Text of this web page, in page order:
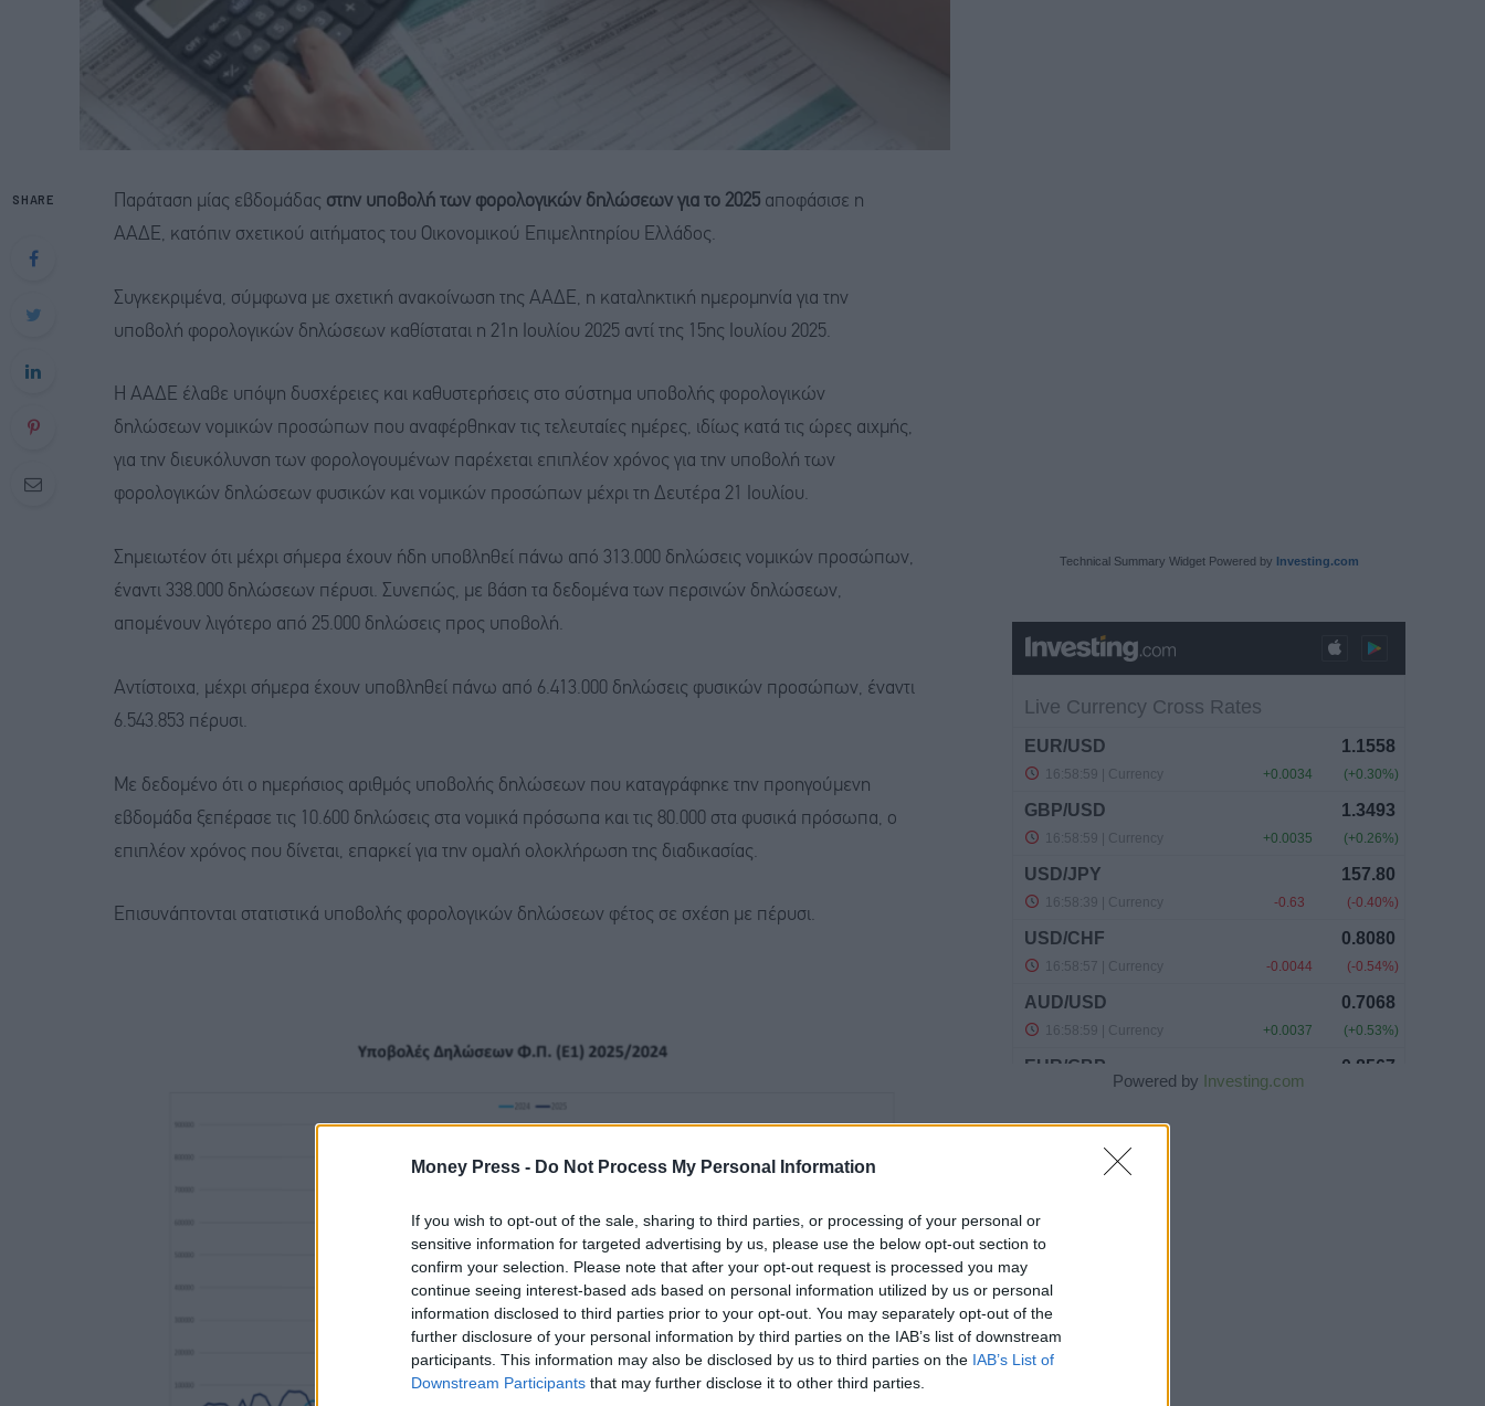
Money Press - Do Not Process My Personal Information
If you wish to opt-out of the sale, sharing to third parties, or processing of your personal or
sensitive information for targeted advertising by us, please use the below opt-out section to
confirm your selection. Please note that after your opt-out request is processed you may
continue seeing interest-based ads based on personal information utilized by us or personal
information disclosed to third parties prior to your opt-out. You may separately opt-out of the
further disclosure of your personal information by third parties on the IAB’s list of downstream
participants. This information may also be disclosed by us to third parties on the IAB’s List of
Downstream Participants that may further disclose it to other third parties.
SHARE Παράταση μίας εβδομάδας στην υποβολή των φορολογικών δηλώσεων για το 2025 αποφάσισε η
ΑΑΔΕ, κατόπιν σχετικού αιτήματος του Οικονομικού Επιμελητηρίου Ελλάδος.
Συγκεκριμένα, σύμφωνα με σχετική ανακοίνωση της ΑΑΔΕ, η καταληκτική ημερομηνία για την
υποβολή φορολογικών δηλώσεων καθίσταται η 21η Ιουλίου 2025 αντί της 15ης Ιουλίου 2025.
Η ΑΑΔΕ έλαβε υπόψη δυσχέρειες και καθυστερήσεις στο σύστημα υποβολής φορολογικών
δηλώσεων νομικών προσώπων που αναφέρθηκαν τις τελευταίες ημέρες, ιδίως κατά τις ώρες αιχμής,
για την διευκόλυνση των φορολογουμένων παρέχεται επιπλέον χρόνος για την υποβολή των
φορολογικών δηλώσεων φυσικών και νομικών προσώπων μέχρι τη Δευτέρα 21 Ιουλίου.
Σημειωτέον ότι μέχρι σήμερα έχουν ήδη υποβληθεί πάνω από 313.000 δηλώσεις νομικών προσώπων,
έναντι 338.000 δηλώσεων πέρυσι. Συνεπώς, με βάση τα δεδομένα των περσινών δηλώσεων,
απομένουν λιγότερο από 25.000 δηλώσεις προς υποβολή.
Αντίστοιχα, μέχρι σήμερα έχουν υποβληθεί πάνω από 6.413.000 δηλώσεις φυσικών προσώπων, έναντι
6.543.853 πέρυσι.
Με δεδομένο ότι ο ημερήσιος αριθμός υποβολής δηλώσεων που καταγράφηκε την προηγούμενη
εβδομάδα ξεπέρασε τις 10.600 δηλώσεις στα νομικά πρόσωπα και τις 80.000 στα φυσικά πρόσωπα, ο
επιπλέον χρόνος που δίνεται, επαρκεί για την ομαλή ολοκλήρωση της διαδικασίας.
Επισυνάπτονται στατιστικά υποβολής φορολογικών δηλώσεων φέτος σε σχέση με πέρυσι.
Technical Summary Widget Powered by Investing.com
Powered by Investing.com